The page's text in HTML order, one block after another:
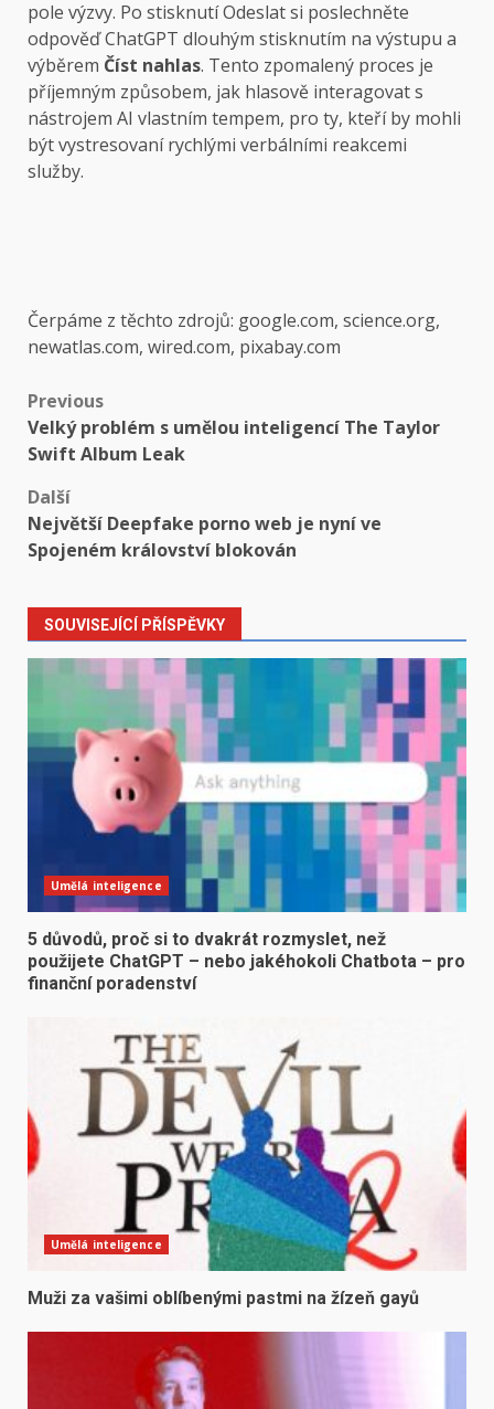
pole výzvy. Po stisknutí Odeslat si poslechněte
odpověď ChatGPT dlouhým stisknutím na výstupu a
výběrem Číst nahlas. Tento zpomalený proces je
příjemným způsobem, jak hlasově interagovat s
nástrojem AI vlastním tempem, pro ty, kteří by mohli
být vystresovaní rychlými verbálními reakcemi
služby.
Čerpáme z těchto zdrojů: google.com, science.org,
newatlas.com, wired.com, pixabay.com
Post
navigation
Previous
Velký problém s umělou inteligencí The Taylor
Swift Album Leak
Další
Největší Deepfake porno web je nyní ve
Spojeném království blokován
SOUVISEJÍCÍ PŘÍSPĚVKY
Umělá inteligence
5 důvodů, proč si to dvakrát rozmyslet, než
použijete ChatGPT – nebo jakéhokoli Chatbota – pro
finanční poradenství
Umělá inteligence
Muži za vašimi oblíbenými pastmi na žízeň gayů